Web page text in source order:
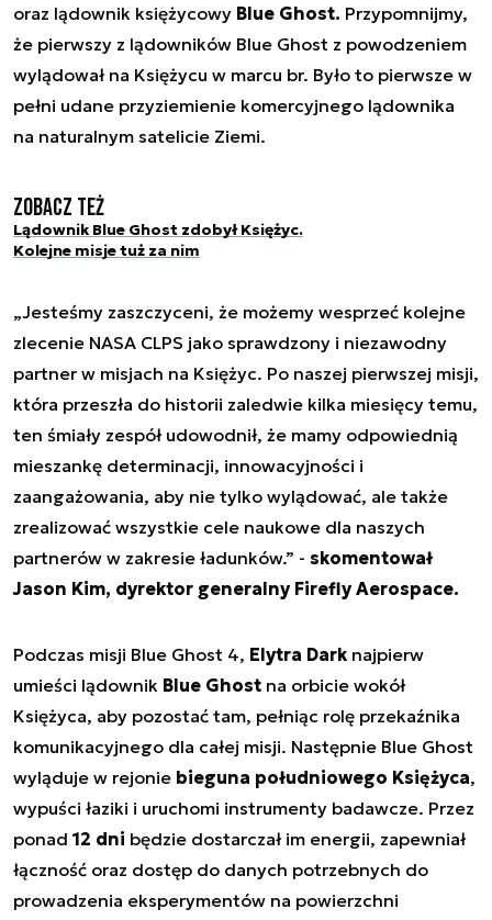
oraz lądownik księżycowy Blue Ghost. Przypomnijmy,
że pierwszy z lądowników Blue Ghost z powodzeniem
wylądował na Księżycu w marcu br. Było to pierwsze w
pełni udane przyziemienie komercyjnego lądownika
na naturalnym satelicie Ziemi.
Zobacz też
Lądownik Blue Ghost zdobył Księżyc.
Kolejne misje tuż za nim
„Jesteśmy zaszczyceni, że możemy wesprzeć kolejne
zlecenie NASA CLPS jako sprawdzony i niezawodny
partner w misjach na Księżyc. Po naszej pierwszej misji,
która przeszła do historii zaledwie kilka miesięcy temu,
ten śmiały zespół udowodnił, że mamy odpowiednią
mieszankę determinacji, innowacyjności i
zaangażowania, aby nie tylko wylądować, ale także
zrealizować wszystkie cele naukowe dla naszych
partnerów w zakresie ładunków.” - skomentował
Jason Kim, dyrektor generalny Firefly Aerospace.
Podczas misji Blue Ghost 4, Elytra Dark najpierw
umieści lądownik Blue Ghost na orbicie wokół
Księżyca, aby pozostać tam, pełniąc rolę przekaźnika
komunikacyjnego dla całej misji. Następnie Blue Ghost
wyląduje w rejonie bieguna południowego Księżyca,
wypuści łaziki i uruchomi instrumenty badawcze. Przez
ponad 12 dni będzie dostarczał im energii, zapewniał
łączność oraz dostęp do danych potrzebnych do
prowadzenia eksperymentów na powierzchni